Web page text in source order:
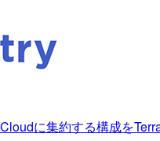
に集約する構成を